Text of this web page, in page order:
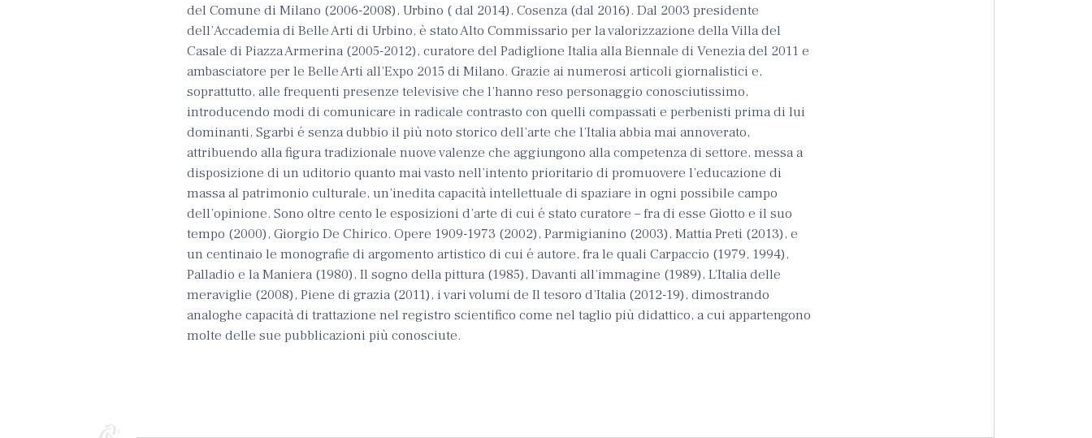
del Comune di Milano (2006-2008), Urbino ( dal 2014), Cosenza (dal 2016). Dal 2003 presidente
dell’Accademia di Belle Arti di Urbino, è stato Alto Commissario per la valorizzazione della Villa del
Casale di Piazza Armerina (2005-2012), curatore del Padiglione Italia alla Biennale di Venezia del 2011 e
ambasciatore per le Belle Arti all’Expo 2015 di Milano. Grazie ai numerosi articoli giornalistici e,
soprattutto, alle frequenti presenze televisive che l’hanno reso personaggio conosciutissimo,
introducendo modi di comunicare in radicale contrasto con quelli compassati e perbenisti prima di lui
dominanti, Sgarbi é senza dubbio il più noto storico dell’arte che l’Italia abbia mai annoverato,
attribuendo alla figura tradizionale nuove valenze che aggiungono alla competenza di settore, messa a
disposizione di un uditorio quanto mai vasto nell’intento prioritario di promuovere l’educazione di
massa al patrimonio culturale, un’inedita capacità intellettuale di spaziare in ogni possibile campo
dell’opinione. Sono oltre cento le esposizioni d’arte di cui é stato curatore – fra di esse Giotto e il suo
tempo (2000), Giorgio De Chirico. Opere 1909-1973 (2002), Parmigianino (2003), Mattia Preti (2013), e
un centinaio le monografie di argomento artistico di cui é autore, fra le quali Carpaccio (1979, 1994),
Palladio e la Maniera (1980), Il sogno della pittura (1985), Davanti all’immagine (1989), L’Italia delle
meraviglie (2008), Piene di grazia (2011), i vari volumi de Il tesoro d’Italia (2012-19), dimostrando
analoghe capacità di trattazione nel registro scientifico come nel taglio più didattico, a cui appartengono
molte delle sue pubblicazioni più conosciute.